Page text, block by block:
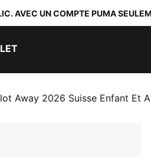
AVEC UN COMPTE PUMA
Away 2026 Suisse Enfant Et